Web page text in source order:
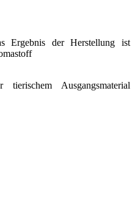
Ergebnis der Herstellung ist
Ausgangsmaterial